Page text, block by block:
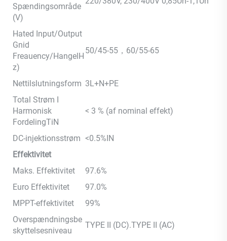
Spændingsområde
(V)
Hated Input/Output
Gnid
Freauency/HangelH
z)
50/45-55，60/55-65
Nettilslutningsform 3L+N+PE
Total Strøm I
Harmonisk
FordelingTiN
< 3 % (af nominal effekt)
DC-injektionsstrøm <0.5%IN
Effektivitet
Maks. Effektivitet
97.6%
Euro Effektivitet
97.0%
MPPT-effektivitet
99%
Overspændningsbe
skyttelsesniveau
TYPE II (DC).TYPE II (AC)